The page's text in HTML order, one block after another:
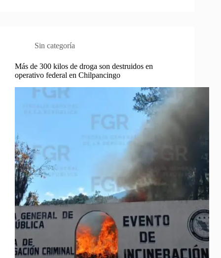
Sin categoría
Más de 300 kilos de droga son destruidos en
operativo federal en Chilpancingo